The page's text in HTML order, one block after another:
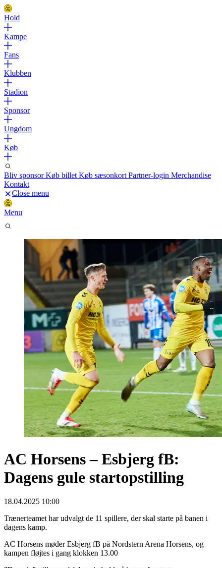
Hold
Kampe
Fans
Klubben
Stadion
Sponsor
Ungdom
Køb
Bliv sponsorKøb billet Køb sæsonkort Partner-login Merchandise
Kontakt
Close menu
Menu
AC Horsens – Esbjerg fB:
Dagens gule startopstilling
18.04.2025 10:00
Trænerteamet har udvalgt de 11 spillere, der skal starte på banen i
dagens kamp.
AC Horsens møder Esbjerg fB på Nordstern Arena Horsens, og
kampen fløjtes i gang klokken 13.00